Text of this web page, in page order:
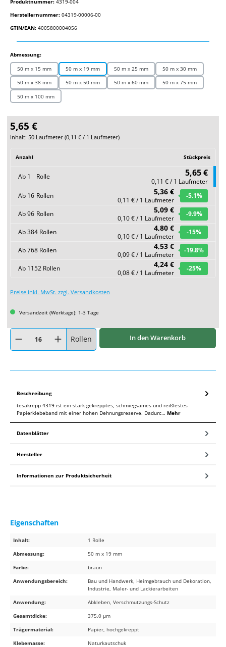
Herstellernummer: 04319-00006-00
GTIN/EAN: 4005800004056
Abmessung:auswählen
50 m x 15 mm 50 m x 19 mm 50 m x 25 mm
50 m x 30 mm
50 m x 38 mm
50 m x 50 mm 50 m x 60 mm
50 m x 75 mm
50 m x 100 mm
5,65 €
Inhalt: 50 Laufmeter (0,11 € / 1 Laufmeter)
Anzahl Stückpreis
Ab 1 Rolle 5,65 €
0,11 € / 1 Laufmeter
Ab 16 Rollen 5,36 €
0,11 € / 1 Laufmeter
-5.1%
Ab96 Rollen 5,09 €
0,10 € / 1 Laufmeter
-9.9%
Ab384 Rollen 4,80 €
0,10 € / 1 Laufmeter
-15%
Ab768 Rollen 4,53 €
0,09 € / 1 Laufmeter
-19.8%
Ab 1152 Rollen 4,24 €
0,08 € / 1 Laufmeter
-25%
Preise inkl. MwSt. zzgl. Versandkosten
Versandzeit (Werktage): 1-3 Tage
Produkt Anzahl: Gib den gewünschten Wert ein oder benutze die Schaltflächen
Rollen In den Warenkorb
Beschreibung
tesakrepp 4319 ist ein stark gekrepptes, schmiegsames und reißfestes
Papierklebeband mit einer hohen Dehnungsreserve. Dadurc… Mehr
Datenblätter
Hersteller
Informationen zur Produktsicherheit
Eigenschaften
Inhalt:
1 Rolle
Abmessung:
50 m x 19 mm
Farbe:
braun
Anwendungsbereich:
Bau und Handwerk, Heimgebrauch und Dekoration,
Industrie, Maler- und Lackierarbeiten
Anwendung:
Abkleben, Verschmutzungs-Schutz
Gesamtdicke:
375.0 µm
Trägermaterial:
Papier, hochgekreppt
Klebemasse:
Naturkautschuk